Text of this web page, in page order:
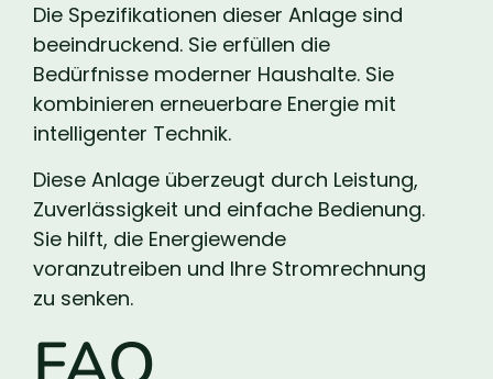
Die Spezifikationen dieser Anlage sind
beeindruckend. Sie erfüllen die
Bedürfnisse moderner Haushalte. Sie
kombinieren erneuerbare Energie mit
intelligenter Technik.
Diese Anlage überzeugt durch Leistung,
Zuverlässigkeit und einfache Bedienung.
Sie hilft, die Energiewende
voranzutreiben und Ihre Stromrechnung
zu senken.